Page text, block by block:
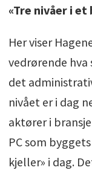
«Tre nivåer i et
Her viser
vedrørende hva
det
nivået er i dag
aktører i
PC som
kjeller» i dag.